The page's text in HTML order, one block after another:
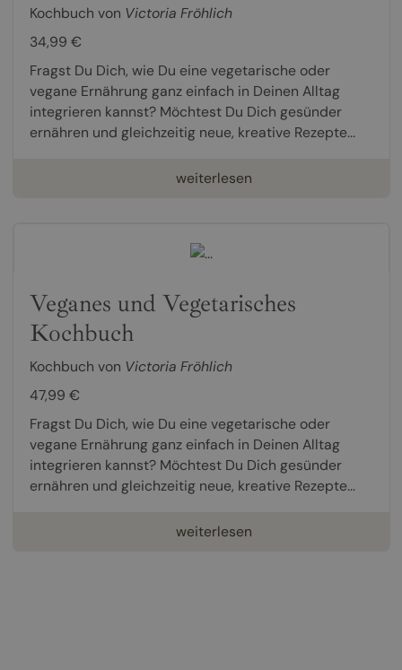
Kochbuch von Victoria Fröhlich
34,99 €
Fragst Du Dich, wie Du eine vegetarische oder
vegane Ernährung ganz einfach in Deinen Alltag
integrieren kannst? Möchtest Du Dich gesünder
ernähren und gleichzeitig neue, kreative Rezepte...
weiterlesen
Veganes und Vegetarisches
Kochbuch
Kochbuch von Victoria Fröhlich
47,99 €
Fragst Du Dich, wie Du eine vegetarische oder
vegane Ernährung ganz einfach in Deinen Alltag
integrieren kannst? Möchtest Du Dich gesünder
ernähren und gleichzeitig neue, kreative Rezepte...
weiterlesen